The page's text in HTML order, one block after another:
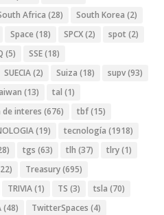
Africa (28) South Korea (2)
Space (18) SPCX(2) spot (2)
(5) SSE(18)
SUECIA(2) Suiza (18) supv(93)
(13) tal (1)
de interes (676) tbf(15)
(19) tecnología (1918)
tgs (63) tlh (37) tlry(1)
Treasury(695)
TRIVIA(1) TS (3) tsla (70)
(48) TwitterSpaces (4)